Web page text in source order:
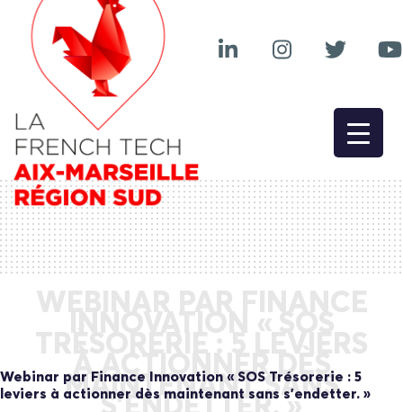
WEBINAR PAR FINANCE
INNOVATION « SOS
TRÉSORERIE : 5 LEVIERS
À ACTIONNER DÈS
MAINTENANT SANS
Webinar par Finance Innovation « SOS Trésorerie : 5
leviers à actionner dès maintenant sans s’endetter. »